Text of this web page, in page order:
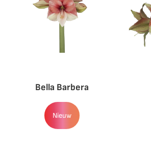
Bella Barbera
Nieuw